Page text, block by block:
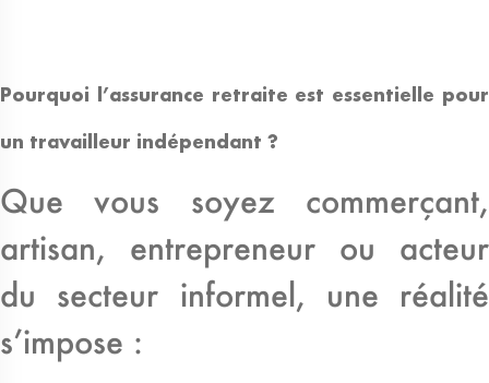
Pourquoi l’assurance retraite est essentielle pour
un travailleur indépendant ?
Que vous soyez commerçant,
artisan, entrepreneur ou acteur
du secteur informel, une réalité
s’impose :